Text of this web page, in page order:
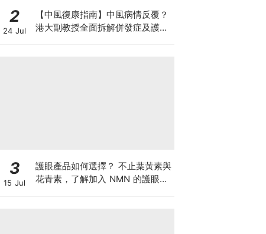
2
24 Jul
【中風復康指南】中風病情反覆？
港大副教授全面拆解併發症及護理
3
15 Jul
護眼產品如何選擇？ 不止葉黃素與
花青素，了解加入 NMN 的護眼方